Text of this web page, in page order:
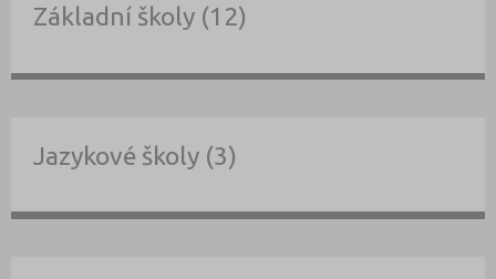
Základní školy (12)
Jazykové školy (3)